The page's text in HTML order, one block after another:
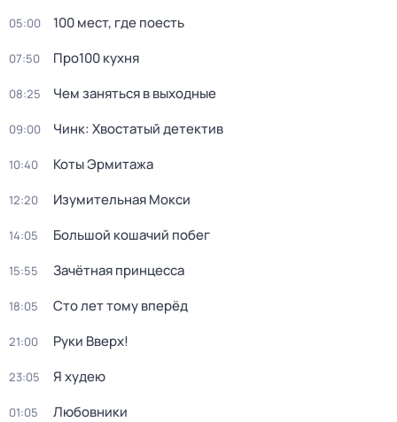
05:00 100 мест, где поесть
07:50 Про100 кухня
08:25 Чем заняться в выходные
09:00 Чинк: Хвостатый детектив
10:40 Коты Эрмитажа
12:20 Изумительная Мокси
14:05 Большой кошачий побег
15:55 Зачётная принцесса
18:05 Сто лет тому вперёд
21:00 Руки Вверх!
23:05 Я худею
01:05 Любовники